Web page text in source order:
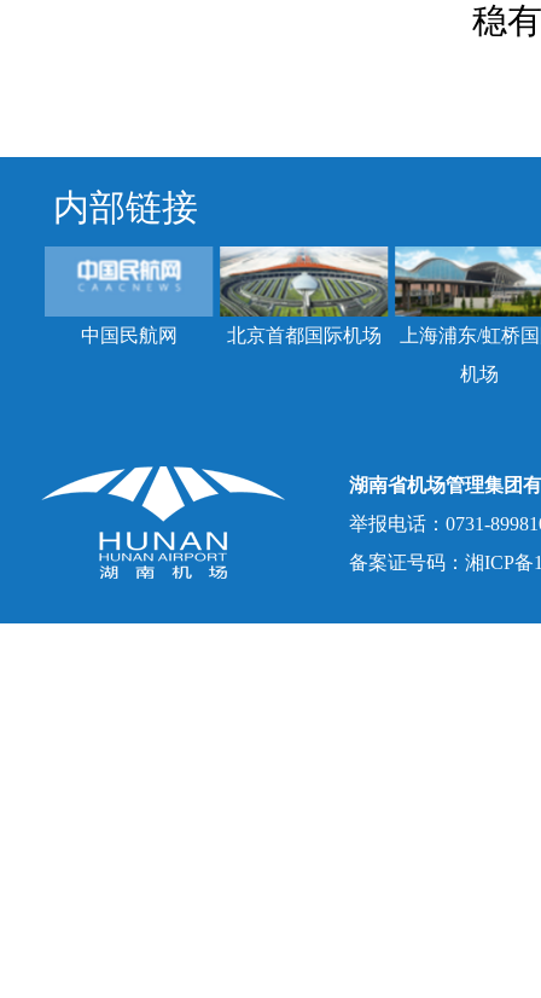
稳
内部链接
中国民航网 北京首都国际机场
上海浦东/虹桥
机场
湖南省机场管理集团
举报电话：0731-
备案证号码：湘ICP备